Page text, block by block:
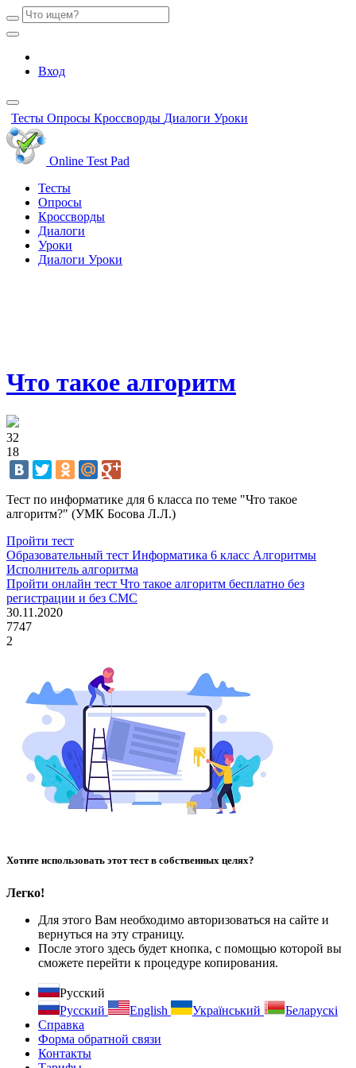
Вход
Тесты Опросы Кроссворды Диалоги Уроки
Online Test Pad
Тесты
Опросы
Кроссворды
Диалоги
Уроки
Диалоги Уроки
Что такое алгоритм
32
18
Тест по информатике для 6 класса по теме "Что такое
алгоритм?" (УМК Босова Л.Л.)
Пройти тест
Образовательный тест Информатика 6 класс Алгоритмы
Исполнитель алгоритма
Пройти онлайн тест Что такое алгоритм бесплатно без
регистрации и без СМС
30.11.2020
7747
2
Хотите использовать этот тест в собственных целях?
Легко!
Для этого Вам необходимо авторизоваться на сайте и
вернуться на эту страницу.
После этого здесь будет кнопка, с помощью которой вы
сможете перейти к процедуре копирования.
Русский
Русский
English Український
Беларускі
Справка
Форма обратной связи
Контакты